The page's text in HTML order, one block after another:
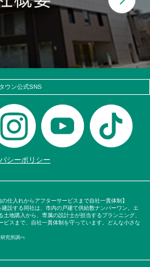
ウン公式SNS
シーポリシー
仕入れからアフターサービスまで自社一貫体制】
設する同社は、市内の戸建て供給数ナンバーワン。エ
地購入から、専属の設計士が担当するプランニング、
ビスまで、自社一貫体制を守っています。どんな小さな
究所調べ